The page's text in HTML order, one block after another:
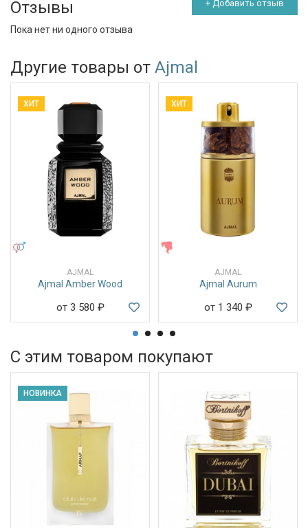
Отзывы + Добавить отзыв
Пока нет ни одного отзыва
Другие товары от Ajmal
ХИТ
AJMAL
Ajmal Amber Wood
от 3 580 ₽
ХИТ
AJMAL
Ajmal Aurum
от 1 340 ₽
С этим товаром покупают
НОВИНКА